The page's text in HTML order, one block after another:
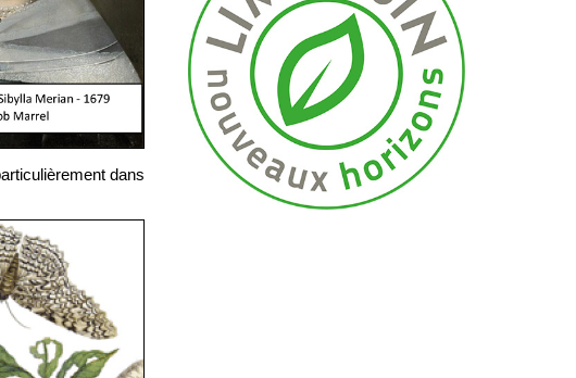
dans